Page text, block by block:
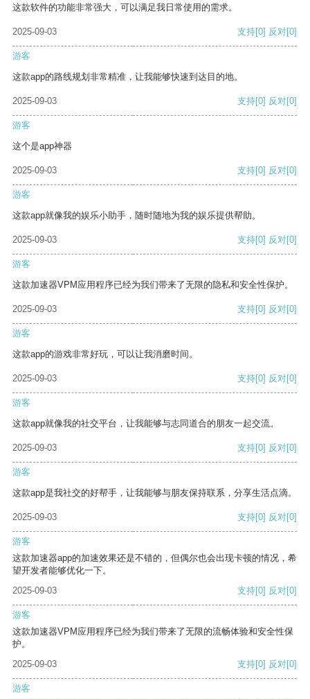
这款软件的功能非常强大，可以满足我日常使用的需求。
2025-09-03 支持[0] 反对[0]
游客
这款app的路线规划非常精准，让我能够快速到达目的地。
2025-09-03 支持[0] 反对[0]
游客
这个是app神器
2025-09-03 支持[0] 反对[0]
游客
这款app就像我的娱乐小助手，随时随地为我的娱乐提供帮助。
2025-09-03 支持[0] 反对[0]
游客
这款加速器VPM应用程序已经为我们带来了无限的隐私和安全性保护。
2025-09-03 支持[0] 反对[0]
游客
这款app的游戏非常好玩，可以让我消磨时间。
2025-09-03 支持[0] 反对[0]
游客
这款app就像我的社交平台，让我能够与志同道合的朋友一起交流。
2025-09-03 支持[0] 反对[0]
游客
这款app是我社交的好帮手，让我能够与朋友保持联系，分享生活点滴。
2025-09-03 支持[0] 反对[0]
游客
这款加速器app的加速效果还是不错的，但偶尔也会出现卡顿的情况，希
望开发者能够优化一下。
2025-09-03
支持[0] 反对[0]
游客
这款加速器VPM应用程序已经为我们带来了无限的流畅体验和安全性保
护。
2025-09-03
支持[0] 反对[0]
游客